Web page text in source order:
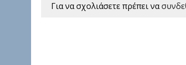
Για να σχολιάσετε πρέπει να